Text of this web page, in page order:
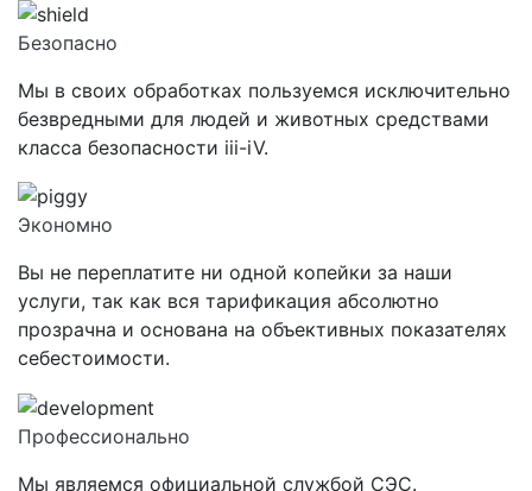
Безопасно
Мы в своих обработках пользуемся исключительно
безвредными для людей и животных средствами
класса безопасности iii-iV.
Экономно
Вы не переплатите ни одной копейки за наши
услуги, так как вся тарификация абсолютно
прозрачна и основана на объективных показателях
себестоимости.
Профессионально
Мы являемся официальной службой СЭС.